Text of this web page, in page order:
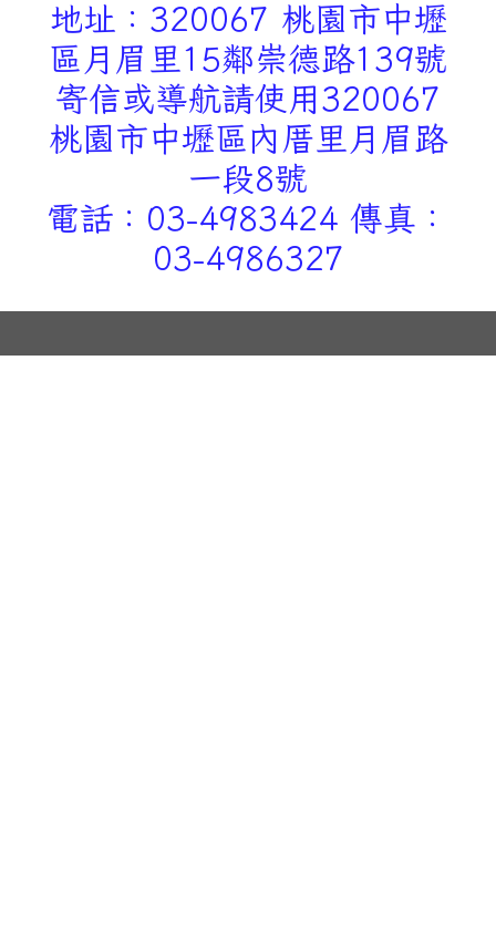
地址：320067 桃園市中壢
區月眉里15鄰崇德路139號
寄信或導航請使用320067
桃園市中壢區內厝里月眉路
一段8號
電話：03-4983424 傳真：
03-4986327